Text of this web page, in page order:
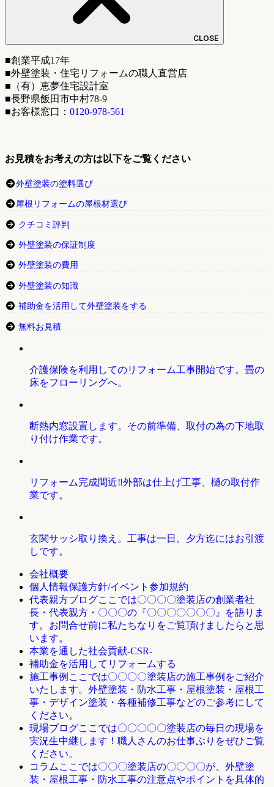
CLOSE
■創業平成17年
■外壁塗装・住宅リフォームの職人直営店
■（有）恵夢住宅設計室
■長野県飯田市中村78-9
■お客様窓口： 0120-978-561
お見積をお考えの方は以下をご覧ください
外壁塗装の塗料選び
屋根リフォームの屋根材選び
クチコミ評判
外壁塗装の保証制度
外壁塗装の費用
外壁塗装の知識
補助金を活用して外壁塗装をする
無料お見積
介護保険を利用してのリフォーム工事開始です。畳の
床をフローリングへ。
断熱内窓設置します。その前準備、取付の為の下地取
り付け作業です。
リフォーム完成間近‼外部は仕上げ工事、樋の取付作
業です。
玄関サッシ取り換え。工事は一日。夕方迄にはお引渡
しです。
会社概要
個人情報保護方針/イベント参加規約
代表親方ブログここでは〇〇〇〇塗装店の創業者社
長・代表親方・〇〇〇の『〇〇〇〇〇〇〇』を語りま
す。お問合せ前に私たちなりをご覧頂けましたらと思
います。
本業を通した社会貢献-CSR-
補助金を活用してリフォームする
施工事例 ここでは〇〇〇〇塗装店の施工事例をご紹介
いたします。外壁塗装・防水工事・屋根塗装・屋根工
事・デザイン塗装・各種補修工事などのご参考にして
ください。
現場ブログここでは〇〇〇〇〇塗装店の毎日の現場を
実況生中継します！職人さんのお仕事ぶりをぜひご覧
ください。
コラム ここでは〇〇〇塗装店の〇〇〇〇が、外壁塗
装・屋根工事・防水工事の注意点やポイントを具体的